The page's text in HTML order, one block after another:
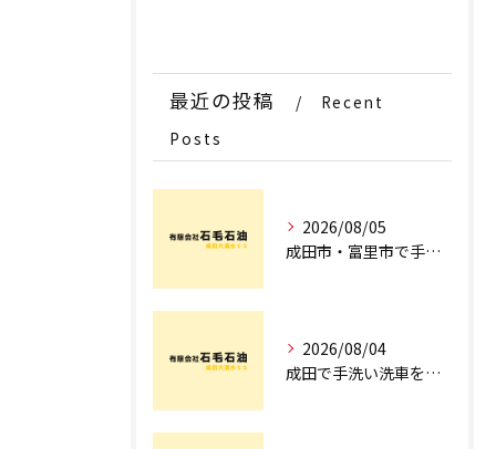
最近の投稿
Recent
Posts
2026/08/05
成田市・富里市で手洗洗車ならどこ？料金比較からサブスク選びまでプロが徹底解説
2026/08/04
成田で手洗い洗車を探すなら！車のプロが教える安心の店舗選びとコース術